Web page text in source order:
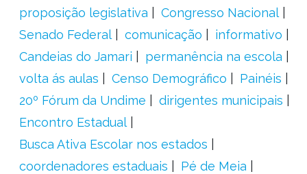
proposição legislativa
Congresso Nacional
Senado Federal
comunicação
informativo
Candeias do Jamari
permanência na escola
volta ás aulas
Censo Demográfico
Painéis
20º Fórum da Undime
dirigentes municipais
Encontro Estadual
Busca Ativa Escolar nos estados
coordenadores estaduais
Pé de Meia